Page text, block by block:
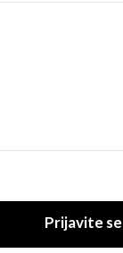
Prijavite se